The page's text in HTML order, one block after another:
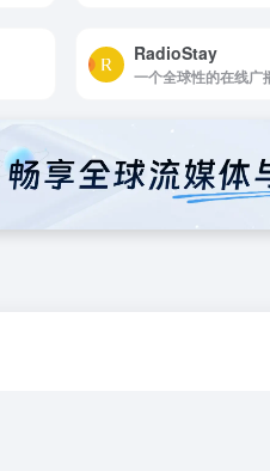
RadioStay